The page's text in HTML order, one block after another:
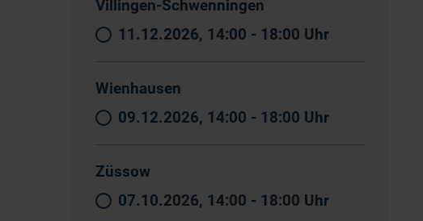
Villingen-Schwenningen
11.12.2026, 14:00 - 18:00 Uhr
Wienhausen
09.12.2026, 14:00 - 18:00 Uhr
Züssow
07.10.2026, 14:00 - 18:00 Uhr